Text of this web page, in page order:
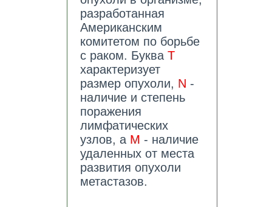
разработанная
Американским
комитетом по борьбе
с раком. БукваT
характеризует
размер опухоли, N -
наличие и степень
поражения
лимфатических
узлов, аM - наличие
удаленных от места
развития опухоли
метастазов.